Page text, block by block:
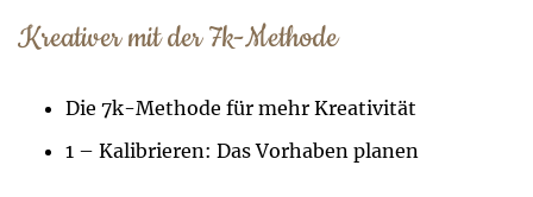
Kreativer mit der 7k-Methode
Die 7k-Methode für mehr Kreativität
1 – Kalibrieren: Das Vorhaben planen